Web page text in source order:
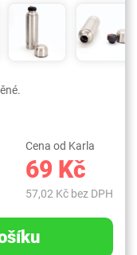
Cena od Karla
69 Kč
57,02 Kč bez DPH